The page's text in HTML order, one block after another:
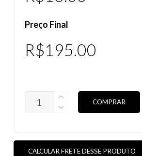
Preço Final
R$195.00
DEVIATION
CORES)
QUANTIDADE
COMPRAR
CALCULAR FRETE DESSE PRODUTO